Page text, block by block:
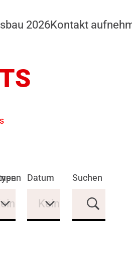
2026Kontakt
Auswahl
Datum
Keine Auswahl
Suchen